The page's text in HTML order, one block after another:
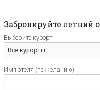
Забронируйте летний
Выберите курорт
Имя отеля (по желанию)